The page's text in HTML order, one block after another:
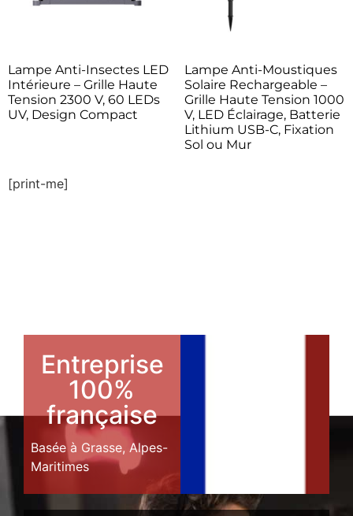
Lampe Anti-Insectes LED
Intérieure – Grille Haute
Tension 2300 V, 60 LEDs
UV, Design Compact
Lampe Anti-Moustiques
Solaire Rechargeable –
Grille Haute Tension 1000
V, LED Éclairage, Batterie
Lithium USB-C, Fixation
Sol ou Mur
[print-me]
Entreprise
100%
française
Basée à Grasse, Alpes-
Maritimes